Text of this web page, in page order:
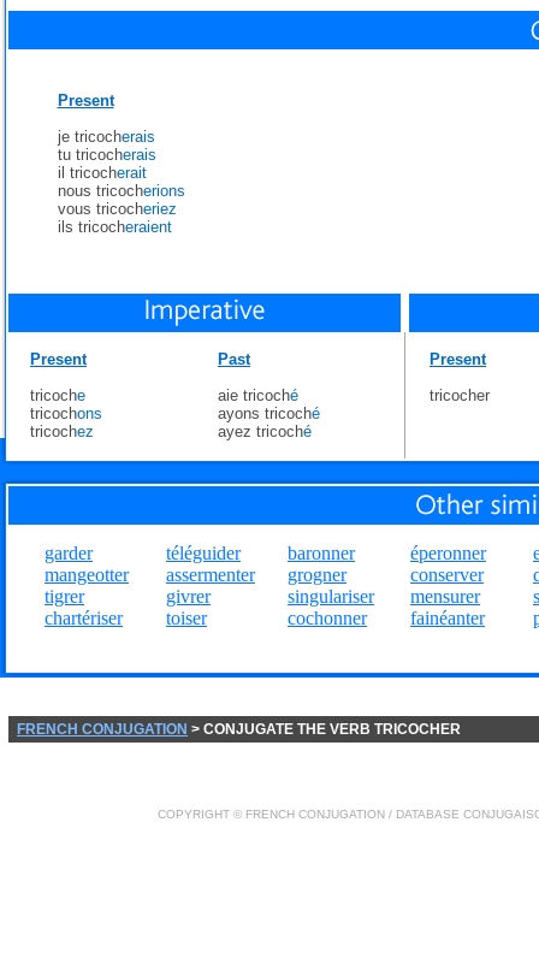
Present
je tricocherais
tu tricocherais
il tricocherait
nous tricocherions
vous tricocheriez
ils tricocheraient
Present
tricoche
tricochons
tricochez
Past
aie tricoché
ayons tricoché
ayez tricoché
Present
tricocher
garder
mangeotter
tigrer
chartériser
téléguider
assermenter
givrer
toiser
baronner
grogner
singulariser
cochonner
éperonner
conserver
mensurer
fainéanter
FRENCH CONJUGATION > CONJUGATE THE VERB TRICOCHER
COPYRIGHT © FRENCH CONJUGATION / DATABASE